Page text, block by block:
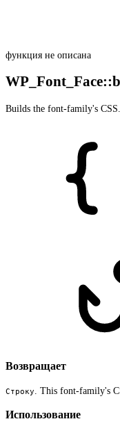
функция не описана
Builds the font-family's CSS.
Возвращает
Строку . This font-family's
Использование